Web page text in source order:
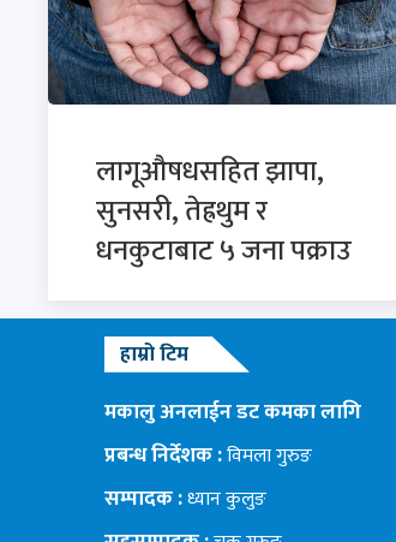
लागूऔषधसहित झापा,
सुनसरी, तेह्रथुम र
धनकुटाबाट ५ जना पक्राउ
हाम्रो टिम
मकालु अनलाईन डट कमका लागि
प्रबन्ध निर्देशक :विमला गुरुङ
सम्पादक :ध्यान कुलुङ